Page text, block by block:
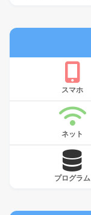
スマホ
ネット
プログラム